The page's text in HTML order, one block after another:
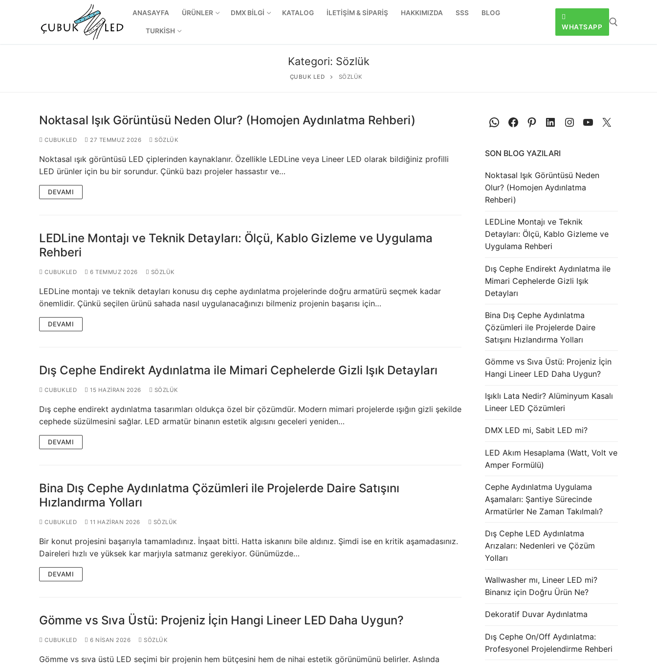
ANASAYFA ÜRÜNLER DMX BİLGİ KATALOG İLETİŞİM & SİPARİŞ HAKKIMIZDA SSS BLOG
TURKISH WHATSAPP
ANASAYFA
Ultra İnce Lineer Aydınlatma
Yarı Mamül Ürünler
LED Modüller
Sabit Akım Çubuk LED
Alüminyum LED Profilleri
DMX Kontrol Sistemleri
İç Mekan LED Driver
Dış Mekan LED Driver
Cephe Animasyon DOTLED Serisi
Kategori: Sözlük
ÇUBUK LED SÖZLÜK
Noktasal Işık Görüntüsü Neden Olur? (Homojen Aydınlatma Rehberi)
CUBUKLED 27 TEMMUZ 2026 SÖZLÜK
Noktasal ışık görüntüsü LED çiplerinden kaynaklanır. Özellikle LEDLine veya Lineer LED olarak bildiğiniz profilli
LED ürünler için bu bir sorundur. Çünkü bazı projeler hassastır ve…
DEVAMI
LEDLine Montajı ve Teknik Detayları: Ölçü, Kablo Gizleme ve Uygulama
Rehberi
CUBUKLED 6 TEMMUZ 2026 SÖZLÜK
LEDLine montajı ve teknik detayları konusu dış cephe aydınlatma projelerinde doğru armatürü seçmek kadar
önemlidir. Çünkü seçilen ürünü sahada nasıl uygulanacağınızı bilmeniz projenin başarısı için…
DEVAMI
Dış Cephe Endirekt Aydınlatma ile Mimari Cephelerde Gizli Işık Detayları
CUBUKLED 15 HAZIRAN 2026 SÖZLÜK
Dış cephe endirekt aydınlatma tasarımları oldukça özel bir çözümdür. Modern mimari projelerde ışığın gizli şekilde
cephede süzülmesini sağlar. LED armatür binanın estetik algısını geceleri yeniden…
DEVAMI
Bina Dış Cephe Aydınlatma Çözümleri ile Projelerde Daire Satışını
Hızlandırma Yolları
CUBUKLED 11 HAZIRAN 2026 SÖZLÜK
Bir konut projesini başarıyla tamamladınız. İnşaat bitti. Hatta iskanını bile aldınız. Şimdi ise en kritik aşamadasınız.
Daireleri hızlı ve yüksek kar marjıyla satmanız gerekiyor. Günümüzde…
DEVAMI
Gömme vs Sıva Üstü: Projeniz İçin Hangi Lineer LED Daha Uygun?
CUBUKLED 6 NISAN 2026 SÖZLÜK
Gömme vs sıva üstü LED seçimi bir projenin hem bütçesini hem de nihai estetik görünümünü belirler. Aslında
SON BLOG YAZILARI
Noktasal Işık Görüntüsü Neden
Olur? (Homojen Aydınlatma
Rehberi)
LEDLine Montajı ve Teknik
Detayları: Ölçü, Kablo Gizleme ve
Uygulama Rehberi
Dış Cephe Endirekt Aydınlatma ile
Mimari Cephelerde Gizli Işık
Detayları
Bina Dış Cephe Aydınlatma
Çözümleri ile Projelerde Daire
Satışını Hızlandırma Yolları
Gömme vs Sıva Üstü: Projeniz İçin
Hangi Lineer LED Daha Uygun?
Işıklı Lata Nedir? Alüminyum Kasalı
Lineer LED Çözümleri
DMX LED mi, Sabit LED mi?
LED Akım Hesaplama (Watt, Volt ve
Amper Formülü)
Cephe Aydınlatma Uygulama
Aşamaları: Şantiye Sürecinde
Armatürler Ne Zaman Takılmalı?
Dış Cephe LED Aydınlatma
Arızaları: Nedenleri ve Çözüm
Yolları
Wallwasher mı, Lineer LED mi?
Binanız için Doğru Ürün Ne?
Dekoratif Duvar Aydınlatma
Dış Cephe On/Off Aydınlatma:
Profesyonel Projelendirme Rehberi